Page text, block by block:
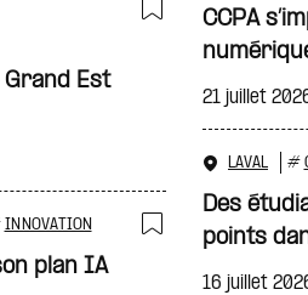
Ajouter à
Grand Est
INNOVATION
Ajouter à
plan IA
CCPA
21 juillet
LAVAL #
Des
points
16 juillet